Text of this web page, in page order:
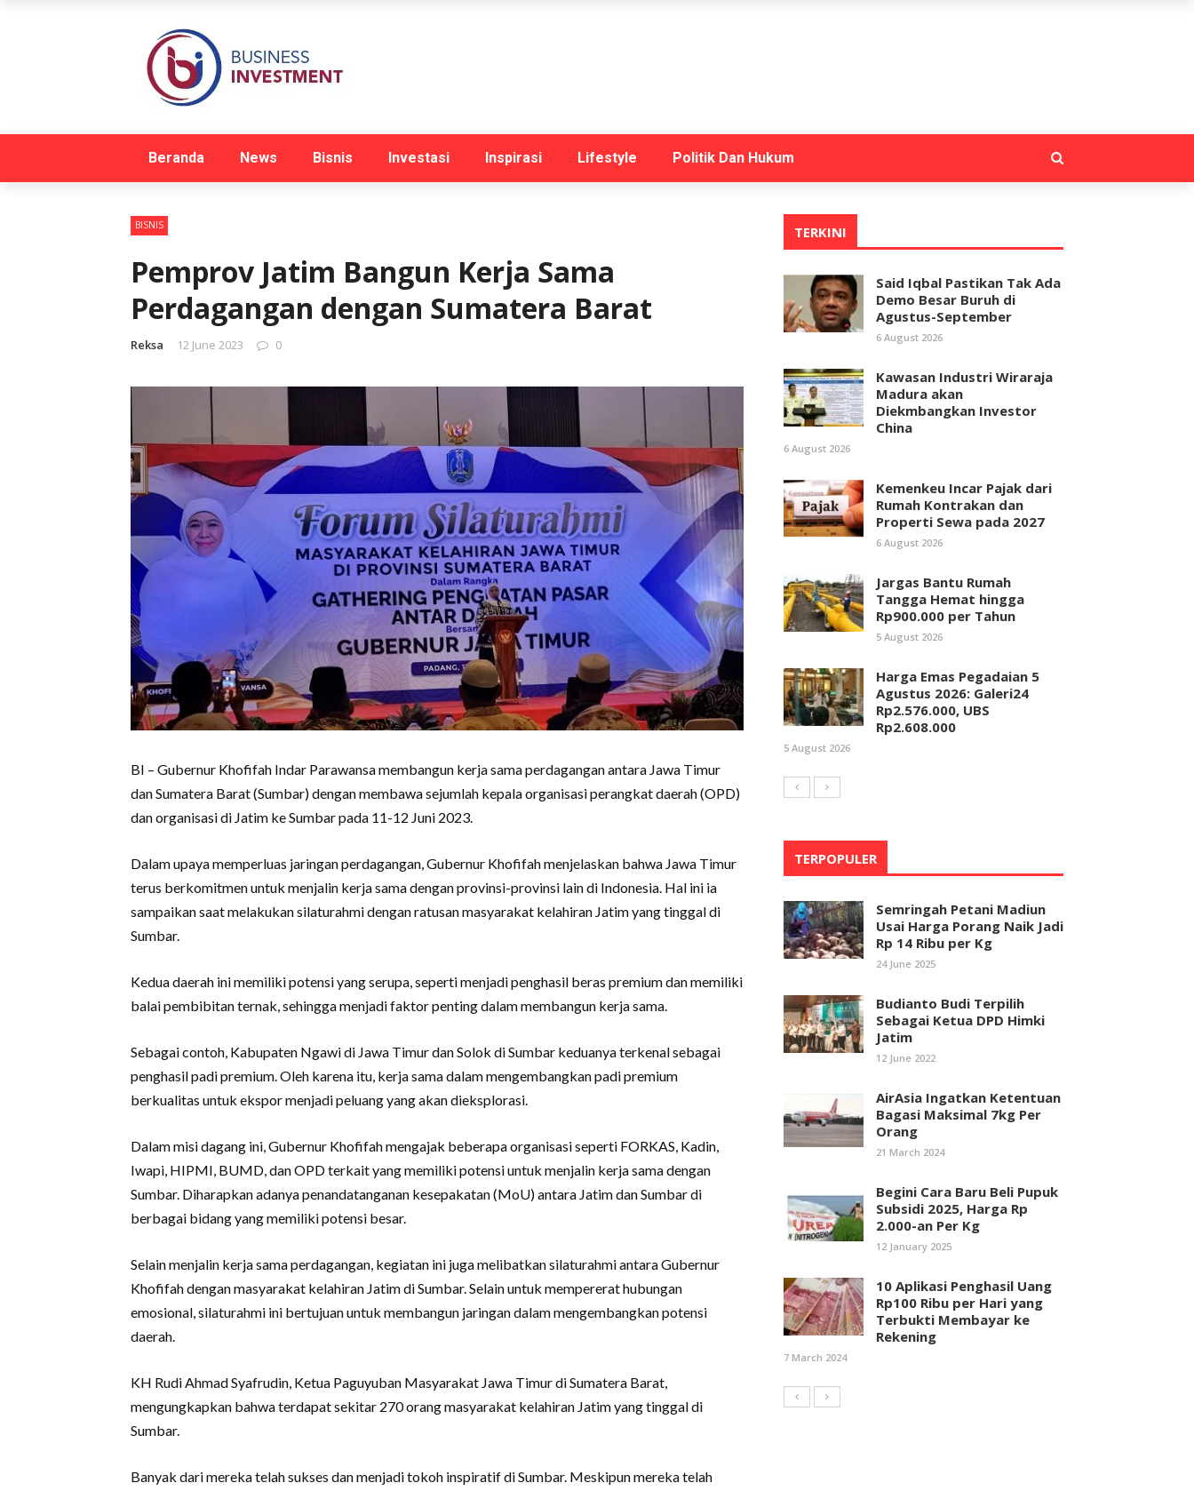
Beranda News Bisnis Investasi Inspirasi Lifestyle Politik Dan Hukum
BISNIS
Pemprov Jatim Bangun Kerja Sama
Perdagangan dengan Sumatera Barat
Reksa 12 June 2023 0
BI – Gubernur Khofifah Indar Parawansa membangun kerja sama perdagangan antara Jawa Timur
dan Sumatera Barat (Sumbar) dengan membawa sejumlah kepala organisasi perangkat daerah (OPD)
dan organisasi di Jatim ke Sumbar pada 11-12 Juni 2023.
Dalam upaya memperluas jaringan perdagangan, Gubernur Khofifah menjelaskan bahwa Jawa Timur
terus berkomitmen untuk menjalin kerja sama dengan provinsi-provinsi lain di Indonesia. Hal ini ia
sampaikan saat melakukan silaturahmi dengan ratusan masyarakat kelahiran Jatim yang tinggal di
Sumbar.
Kedua daerah ini memiliki potensi yang serupa, seperti menjadi penghasil beras premium dan memiliki
balai pembibitan ternak, sehingga menjadi faktor penting dalam membangun kerja sama.
Sebagai contoh, Kabupaten Ngawi di Jawa Timur dan Solok di Sumbar keduanya terkenal sebagai
penghasil padi premium. Oleh karena itu, kerja sama dalam mengembangkan padi premium
berkualitas untuk ekspor menjadi peluang yang akan dieksplorasi.
Dalam misi dagang ini, Gubernur Khofifah mengajak beberapa organisasi seperti FORKAS, Kadin,
Iwapi, HIPMI, BUMD, dan OPD terkait yang memiliki potensi untuk menjalin kerja sama dengan
Sumbar. Diharapkan adanya penandatanganan kesepakatan (MoU) antara Jatim dan Sumbar di
berbagai bidang yang memiliki potensi besar.
Selain menjalin kerja sama perdagangan, kegiatan ini juga melibatkan silaturahmi antara Gubernur
Khofifah dengan masyarakat kelahiran Jatim di Sumbar. Selain untuk mempererat hubungan
emosional, silaturahmi ini bertujuan untuk membangun jaringan dalam mengembangkan potensi
daerah.
KH Rudi Ahmad Syafrudin, Ketua Paguyuban Masyarakat Jawa Timur di Sumatera Barat,
mengungkapkan bahwa terdapat sekitar 270 orang masyarakat kelahiran Jatim yang tinggal di
Sumbar.
Banyak dari mereka telah sukses dan menjadi tokoh inspiratif di Sumbar. Meskipun mereka telah
TERKINI
Said Iqbal Pastikan Tak Ada
Demo Besar Buruh di
Agustus-September
6 August 2026
Kawasan Industri Wiraraja
Madura akan
Diekmbangkan Investor
China
6 August 2026
Kemenkeu Incar Pajak dari
Rumah Kontrakan dan
Properti Sewa pada 2027
6 August 2026
Jargas Bantu Rumah
Tangga Hemat hingga
Rp900.000 per Tahun
5 August 2026
Harga Emas Pegadaian 5
Agustus 2026: Galeri24
Rp2.576.000, UBS
Rp2.608.000
5 August 2026
TERPOPULER
Semringah Petani Madiun
Usai Harga Porang Naik Jadi
Rp 14 Ribu per Kg
24 June 2025
Budianto Budi Terpilih
Sebagai Ketua DPD Himki
Jatim
12 June 2022
AirAsia Ingatkan Ketentuan
Bagasi Maksimal 7kg Per
Orang
21 March 2024
Begini Cara Baru Beli Pupuk
Subsidi 2025, Harga Rp
2.000-an Per Kg
12 January 2025
10 Aplikasi Penghasil Uang
Rp100 Ribu per Hari yang
Terbukti Membayar ke
Rekening
7 March 2024